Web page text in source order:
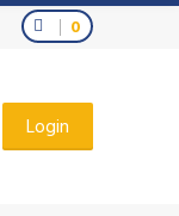
0
Login